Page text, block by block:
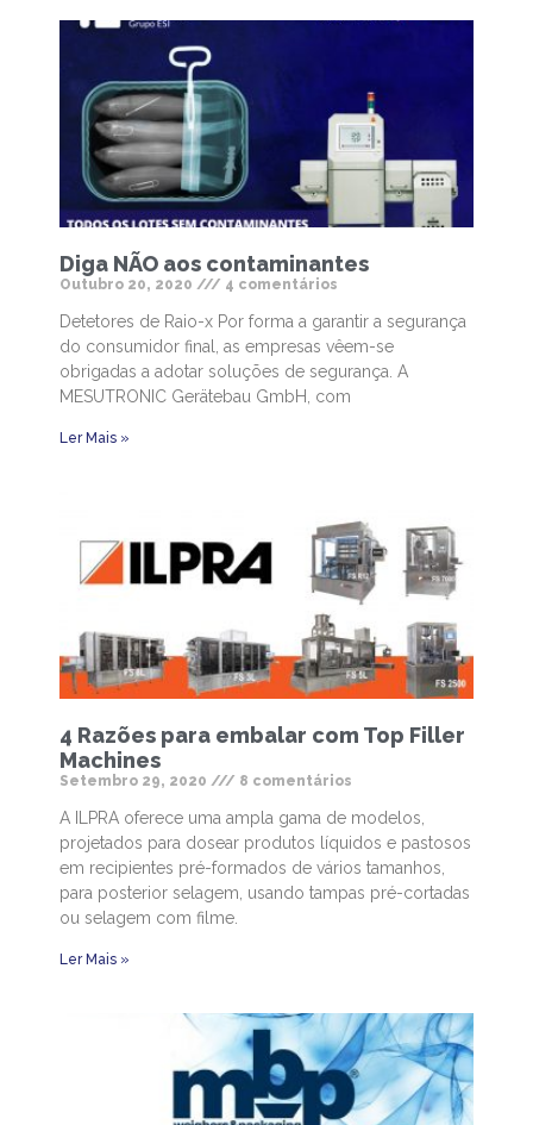
Diga NÃO aos contaminantes
Outubro 20, 2020 4 comentários
Detetores de Raio-x Por forma a garantir a segurança
do consumidor final, as empresas vêem-se
obrigadas a adotar soluções de segurança. A
MESUTRONIC Gerätebau GmbH, com
Ler Mais »
4 Razões para embalar com Top Filler
Machines
Setembro 29, 2020 8 comentários
A ILPRA oferece uma ampla gama de modelos,
projetados para dosear produtos líquidos e pastosos
em recipientes pré-formados de vários tamanhos,
para posterior selagem, usando tampas pré-cortadas
ou selagem com filme.
Ler Mais »